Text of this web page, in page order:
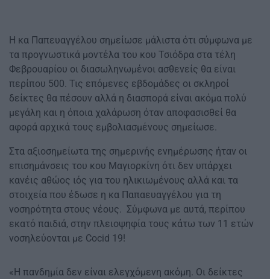
Η κα Παπευαγγέλου σημείωσε μάλιστα ότι σύμφωνα με
τα προγνωστικά μοντέλα του κου Τσιόδρα στα τέλη
Φεβρουαρίου οι διασωληνωμένοι ασθενείς θα είναι
περίπου 500. Τις επόμενες εβδομάδες οι σκληροί
δείκτες θα πέσουν αλλά η διασπορά είναι ακόμα πολύ
μεγάλη και η όποια χαλάρωση όταν αποφασισθεί θα
αφορά αρχικά τους εμβολιασμένους σημείωσε.
Στα αξιοσημείωτα της σημερινής ενημέρωσης ήταν οι
επισημάνσεις του κου Μαγιορκίνη ότι δεν υπάρχει
κανέις αθώος ιός για του ηλικιωμένους αλλά και τα
στοιχεία που έδωσε η κα Παπαευαγγέλου για τη
νοσηρότητα στους νέους. Σύμφωνα με αυτά, περίπου
εκατό παιδιά, στην πλειοψηφία τους κάτω των 11 ετών
νοσηλεύονται με Cocid 19!
«Η πανδημία δεν είναι ελεγχόμενη ακόμη. Οι δείκτες